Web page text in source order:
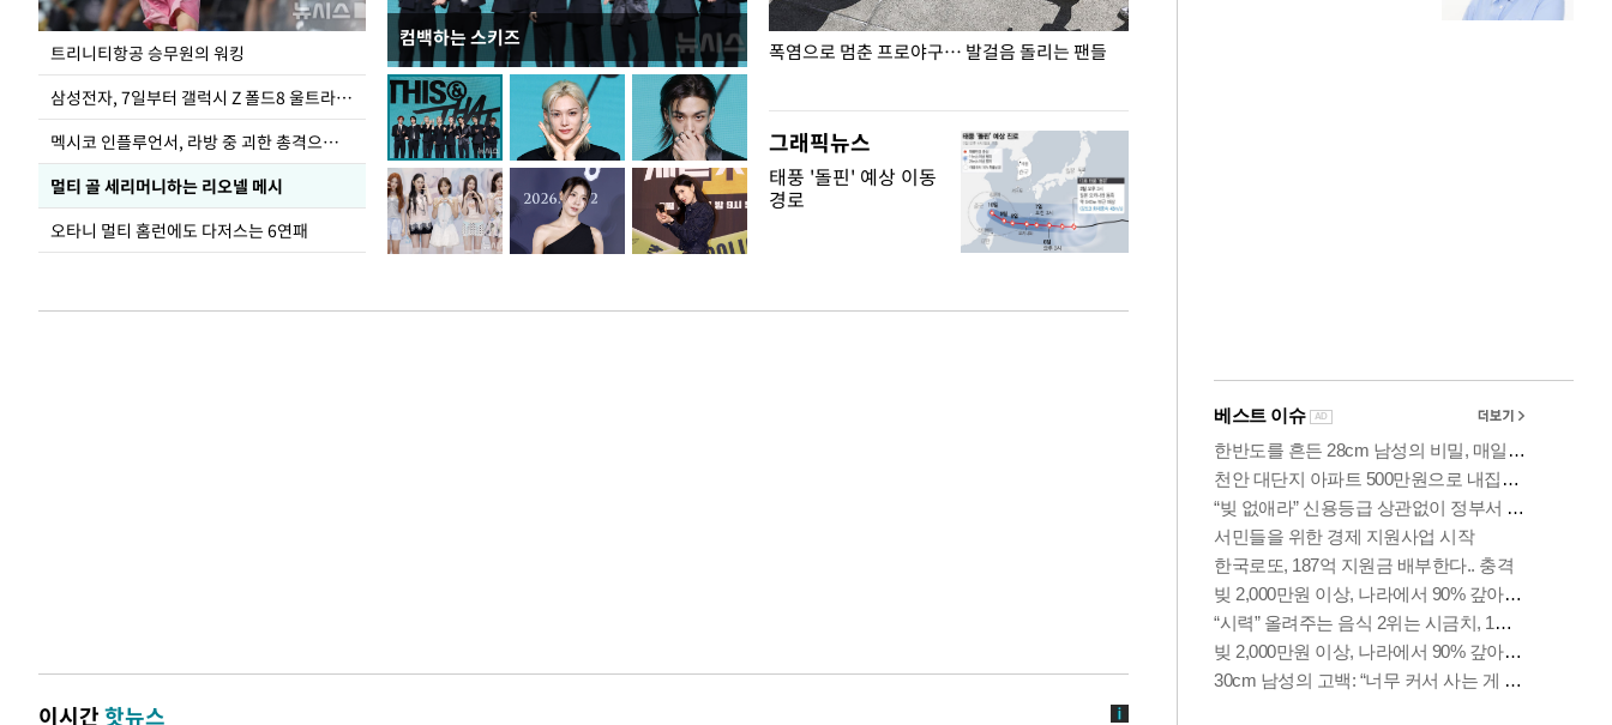
트리니티항공 승무원의 워킹
삼성전자, 7일부터 갤럭시 Z 폴드8 울트라·폴드8·플립8 출시
멕시코 인플루언서, 라방 중 괴한 총격으로 사망
멀티 골 세리머니하는 리오넬 메시
오타니 멀티 홈런에도 다저스는 6연패
컴백하는 스키즈
입추 하루 앞둔 전남광주… 열화상 카메라에 담긴
폭염
폭염으로 멈춘 프로야구… 발걸음 돌리는 팬들
그래픽뉴스
태풍 '돌핀' 예상 이동
경로
이시간핫뉴스